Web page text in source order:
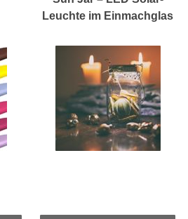
Leuchte im Einmachglas